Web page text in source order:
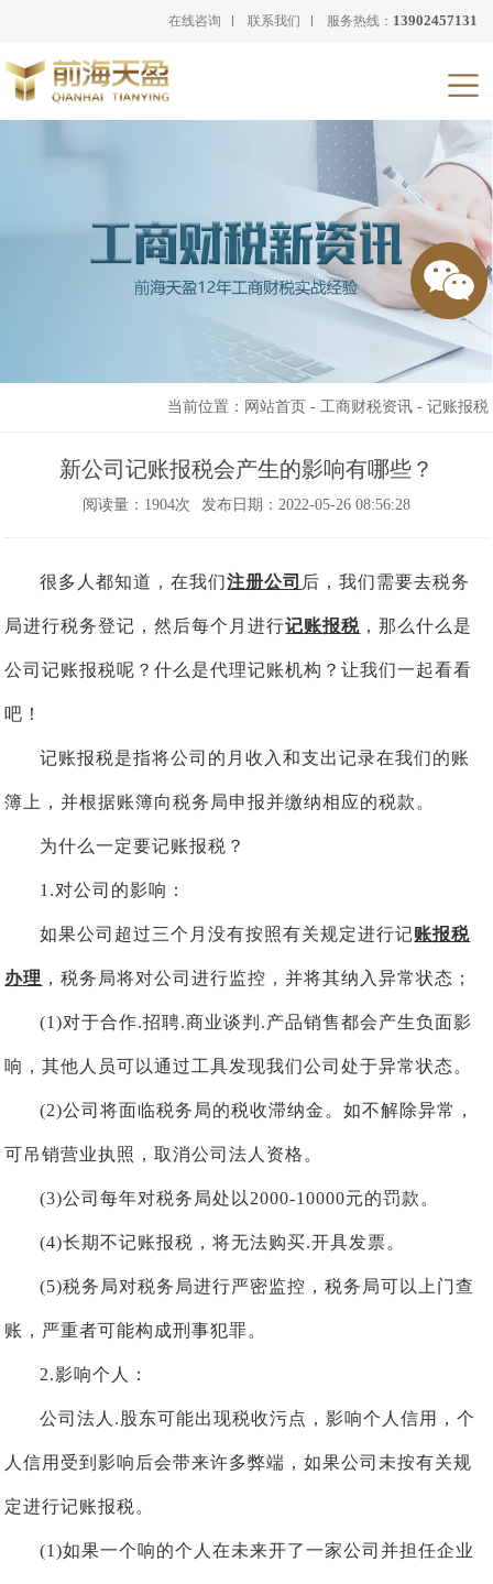
在线咨询 联系我们 服务热线： 13902457131
当前位置： 网站首页 - 工商财税资讯- 记账报税
新公司记账报税会产生的影响有哪些？
阅读量：1904次 发布日期：2022-05-26 08:56:28
很多人都知道，在我们注册公司 后，我们需要去税务
局进行税务登记，然后每个月进行记账报税 ，那么什么是
公司记账报税呢？什么是代理记账机构？让我们一起看看
吧！
记账报税是指将公司的月收入和支出记录在我们的账
簿上，并根据账簿向税务局申报并缴纳相应的税款。
为什么一定要记账报税？
1.对公司的影响：
如果公司超过三个月没有按照有关规定进行记账报税
办理 ，税务局将对公司进行监控，并将其纳入异常状态；
(1)对于合作.招聘.商业谈判.产品销售都会产生负面影
响，其他人员可以通过工具发现我们公司处于异常状态。
(2)公司将面临税务局的税收滞纳金。如不解除异常，
可吊销营业执照，取消公司法人资格。
(3)公司每年对税务局处以2000-10000元的罚款。
(4)长期不记账报税，将无法购买.开具发票。
(5)税务局对税务局进行严密监控，税务局可以上门查
账，严重者可能构成刑事犯罪。
2.影响个人：
公司法人.股东可能出现税收污点，影响个人信用，个
人信用受到影响后会带来许多弊端，如果公司未按有关规
定进行记账报税。
(1)如果一个响的个人在未来开了一家公司并担任企业